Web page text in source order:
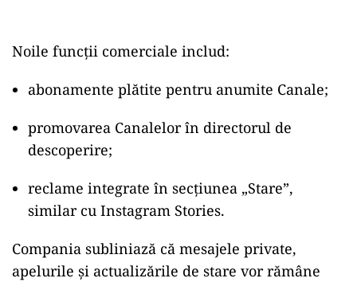
Noile funcții comerciale includ:
abonamente plătite pentru anumite Canale;
promovarea Canalelor în directorul de
descoperire;
reclame integrate în secțiunea „Stare”,
similar cu Instagram Stories.
Compania subliniază că mesajele private,
apelurile și actualizările de stare vor rămâne